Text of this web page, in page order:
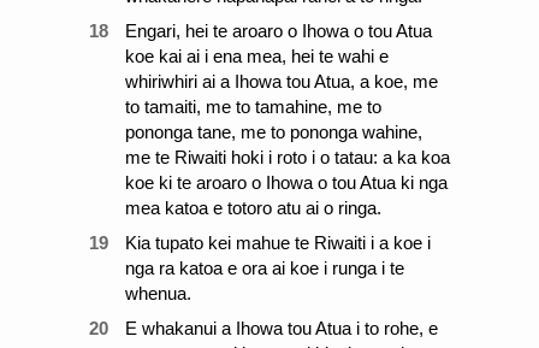
18
Engari, hei te aroaro o Ihowa o tou Atua
koe kai ai i ena mea, hei te wahi e
whiriwhiri ai a Ihowa tou Atua, a koe, me
to tamaiti, me to tamahine, me to
pononga tane, me to pononga wahine,
me te Riwaiti hoki i roto i o tatau: a ka koa
koe ki te aroaro o Ihowa o tou Atua ki nga
mea katoa e totoro atu ai o ringa.
19
Kia tupato kei mahue te Riwaiti i a koe i
nga ra katoa e ora ai koe i runga i te
whenua.
20
E whakanui a Ihowa tou Atua i to rohe, e